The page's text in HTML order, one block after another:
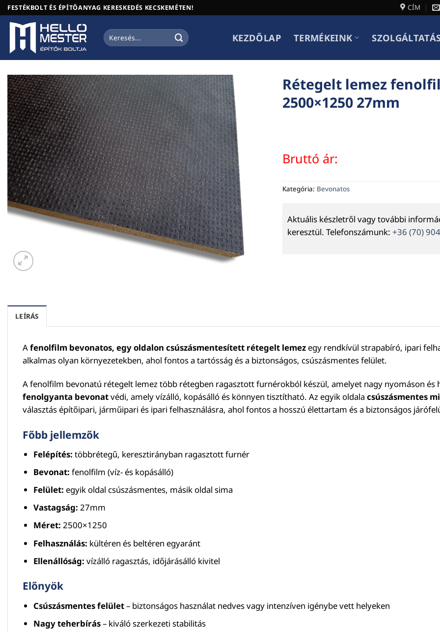
Skip
to
content
FESTÉKBOLT ÉS ÉPÍTŐANYAG KERESKEDÉS KECSKEMÉTEN! CÍM
Keresés
a
KEZDŐLAP TERMÉKEINK
Rétegelt lemez
2500×1250 27mm
Bruttó ár:
Kategória: Bevonatos
Aktuális készletről vagy további
keresztül. Telefonszámunk: +36 (70)
LEÍRÁS
Afenolfilm bevonatos, egy oldalon csúszásmentesített rétegelt lemez egy rendkívül strapabíró, ipari
alkalmas olyan környezetekben, ahol fontos a tartósság és a biztonságos, csúszásmentes felület.
A fenolfilm bevonatú rétegelt lemez több rétegben ragasztott furnérokból készül, amelyet nagy nyomáson és
fenolgyanta bevonatvédi, amely vízálló, kopásálló és könnyen tisztítható. Az egyik oldala csúszásmentes
választás építőipari, járműipari és ipari felhasználásra, ahol fontos a hosszú élettartam és a biztonságos
Főbb jellemzők
Felépítés: többrétegű, keresztirányban ragasztott furnér
Bevonat: fenolfilm (víz- és kopásálló)
Felület: egyik oldal csúszásmentes, másik oldal sima
Vastagság: 27mm
Méret: 2500×1250
Felhasználás: kültéren és beltéren egyaránt
Ellenállóság: vízálló ragasztás, időjárásálló kivitel
Előnyök
Csúszásmentes felület– biztonságos használat nedves vagy intenzíven igénybe vett helyeken
Nagy teherbírás– kiváló szerkezeti stabilitás